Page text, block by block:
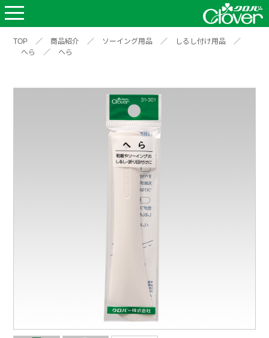
TOP ／ 商品紹介 ／ ソーイング用品 ／ しるし付け用品
／
へら
／ へら